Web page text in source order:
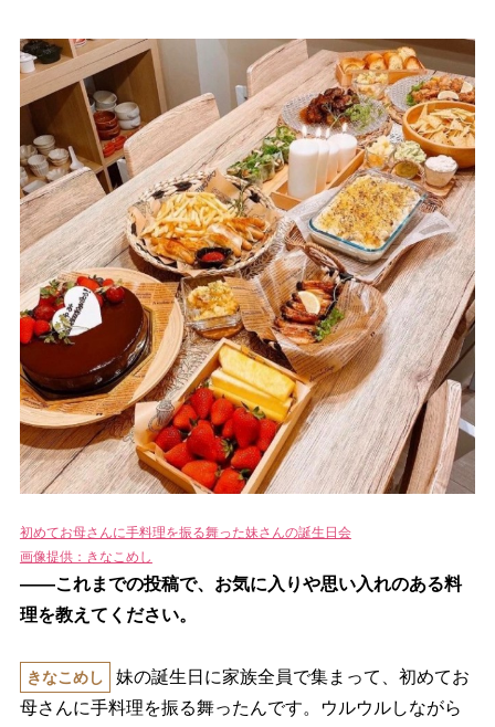
初めてお母さんに手料理を振る舞った妹さんの誕生日会
画像提供：きなこめし
――これまでの投稿で、お気に入りや思い入れのある料
理を教えてください。
きなこめし
妹の誕生日に家族全員で集まって、初めてお
母さんに手料理を振る舞ったんです。ウルウルしながら